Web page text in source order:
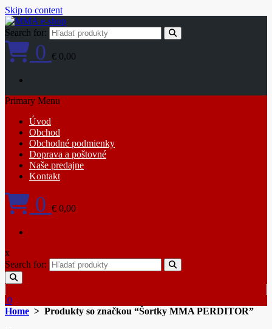
Skip to content
Search for:
0 € 0,00
Primary Menu
Úvod
Obchod
Obchodné podmienky
Doprava a poštovné
Naše predajne
Kontakt
0 € 0,00
x
Search for:
0
Home > Produkty so značkou “Šortky MMA PERDITOR”